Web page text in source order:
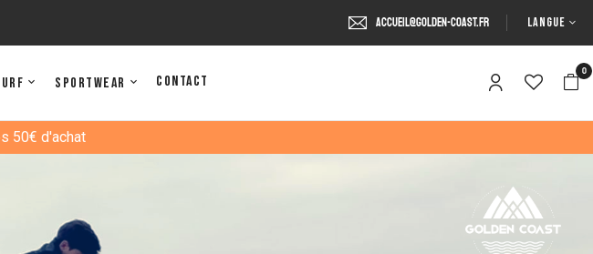
accueil@golden-coast.fr LANGUE
Sportwear Contact
0
50€ d'achat